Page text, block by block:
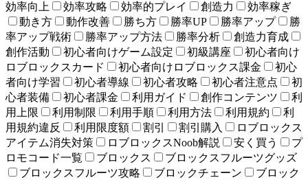
効率向上
効率攻略 効率的プレイ 創造力
効率稼ぎ
動き方
動作改善 勝ち方 勝率UP 勝率アップ
勝
率アップ戦術
勝率アップ方法 勝率分析
創造力育成
創作活動
初心者向けゲーム設定 初級講座
初心者向け
ロブロックスカード
初心者向けロブロックス課金
初心
者向け学習
初心者導線 初心者攻略 初心者注意点
初
心者装備
初心者課金 利用ガイド 創作コンテンツ
利
用上限
利用制限 利用手順 利用方法 利用規約
利
用規約違反
利用限度額 割引 割引購入
ロブロックス
アイテム消失対策
ロブロックスNoob解説 安く買う
プ
ロモコード一覧
ブロックス
ブロックスフルーツグッズ
ブロックスフルーツ攻略
ブロックチェーン
ブロック